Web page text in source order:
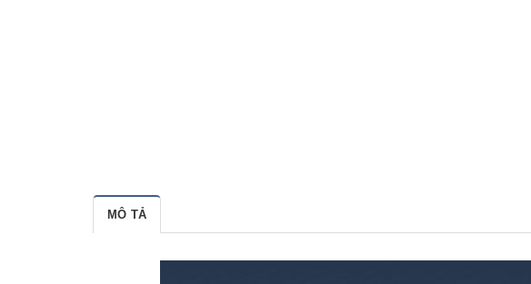
MÔ TẢ